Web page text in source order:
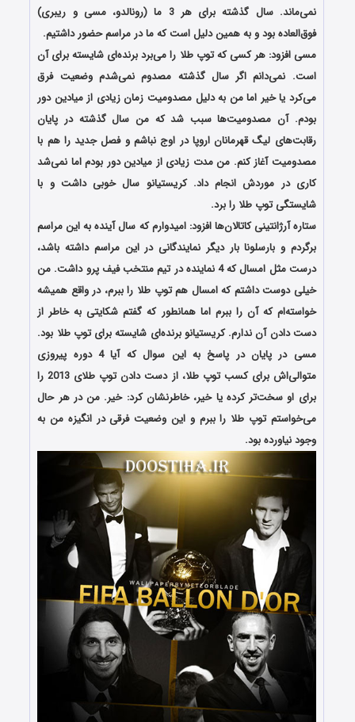
نمی‌ماند. سال گذشته برای هر 3 ما (رونالدو، مسی و ریبری)
فوق‌العاده بود و به همین دلیل است که ما در مراسم حضور داشتیم.
مسی افزود: هر کسی که توپ طلا را می‌برد برنده‌ای شایسته برای آن
است. نمی‌دانم اگر سال گذشته مصدوم نمی‌شدم وضعیت فرق
می‌کرد یا خیر اما من به دلیل مصدومیت زمان زیادی از میادین دور
بودم. آن مصدومیت‌ها سبب شد که من سال گذشته در پایان
رقابت‌های لیگ قهرمانان اروپا در اوج نباشم و فصل جدید را هم با
مصدومیت آغاز کنم. من مدت زیادی از میادین دور بودم اما نمی‌شد
کاری در موردش انجام داد. کریستیانو سال خوبی داشت و با
شایستگی توپ طلا را برد.
ستاره آرژانتینی کاتالان‌ها افزود: امیدوارم که سال آینده به این مراسم
برگردم و بارسلونا بار دیگر نمایندگانی در این مراسم داشته باشد،
درست مثل امسال که 4 نماینده در تیم منتخب فیف پرو داشت. من
خیلی دوست داشتم که امسال هم توپ طلا را ببرم، در واقع همیشه
خواسته‌ام که آن را ببرم اما همانطور که گفتم شکایتی به خاطر از
دست دادن آن ندارم. کریستیانو برنده‌ای شایسته برای توپ طلا بود.
مسی در پایان در پاسخ به این سوال که آیا 4 دوره پیروزی
متوالی‌اش برای کسب توپ طلا، از دست دادن توپ طلای 2013 را
برای او سخت‌تر کرده یا خیر، خاطرنشان کرد: خیر. من در هر حال
می‌خواستم توپ طلا را ببرم و این وضعیت فرقی در انگیزه من به
وجود نیاورده بود.